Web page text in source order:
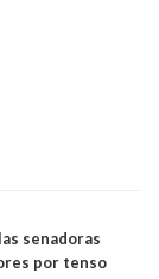
senadoras
por tenso